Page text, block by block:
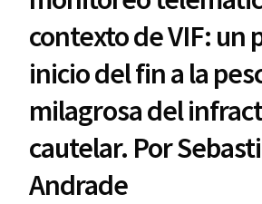
contexto de VIF: un
inicio del fin a la
milagrosa del
cautelar. Por
Andrade